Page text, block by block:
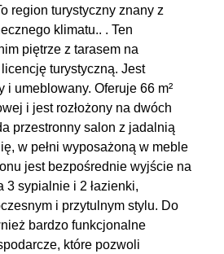
region turystyczny znany z
klimatu.. . Ten
piętrze z tarasem na
turystyczną. Jest
i umeblowany. Oferuje 66 m²
i jest rozłożony na dwóch
przestronny salon z jadalnią
w pełni wyposażoną w meble
jest bezpośrednie wyjście na
3 sypialnie i 2 łazienki,
i przytulnym stylu. Do
bardzo funkcjonalne
które pozwoli